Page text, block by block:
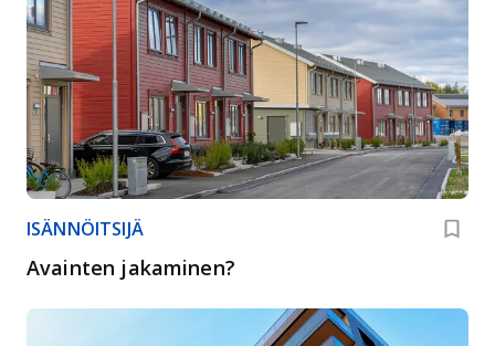
ISÄNNÖITSIJÄ
Avainten jakaminen?